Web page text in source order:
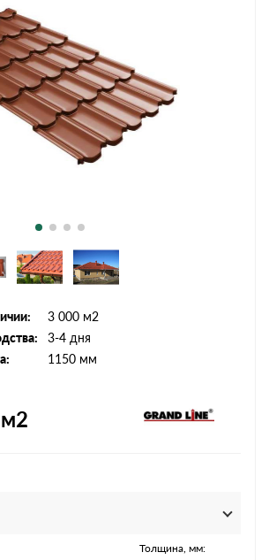
3 000 м2
3-4 дня
1150 мм
Толщина, мм: